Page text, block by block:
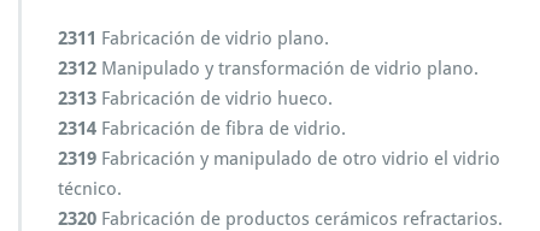
2311 Fabricación de vidrio plano.
2312 Manipulado y transformación de vidrio plano.
2313 Fabricación de vidrio hueco.
2314 Fabricación de fibra de vidrio.
2319 Fabricación y manipulado de otro vidrio el vidrio
técnico.
2320 Fabricación de productos cerámicos refractarios.